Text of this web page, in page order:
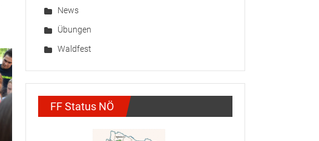
News
Übungen
Waldfest
FF Status NÖ